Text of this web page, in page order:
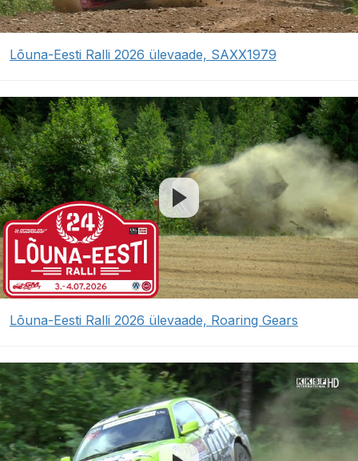
Lõuna-Eesti Ralli 2026 ülevaade, SAXX1979
Lõuna-Eesti Ralli 2026 ülevaade, Roaring Gears